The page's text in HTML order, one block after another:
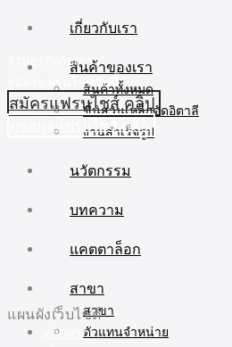
เกี่ยวกับเรา
สินค้าของเรา
สินค้าทั้งหมด
ชิ้นส่วนเหล็กดัดอิตาลี
งานสำเร็จรูป
นวัตกรรม
บทความ
แคตตาล็อก
สาขา
สาขา
ตัวแทนจำหน่าย
ร่วมธุรกิจกับเรา
สมัครแฟรนไชส์วันนี้
สมัครแฟรนไชส์ คลิป
ดูข้อมูลแฟรนไชส์ คลิก
แผนผังเว็บไซต์
หน้าแรก